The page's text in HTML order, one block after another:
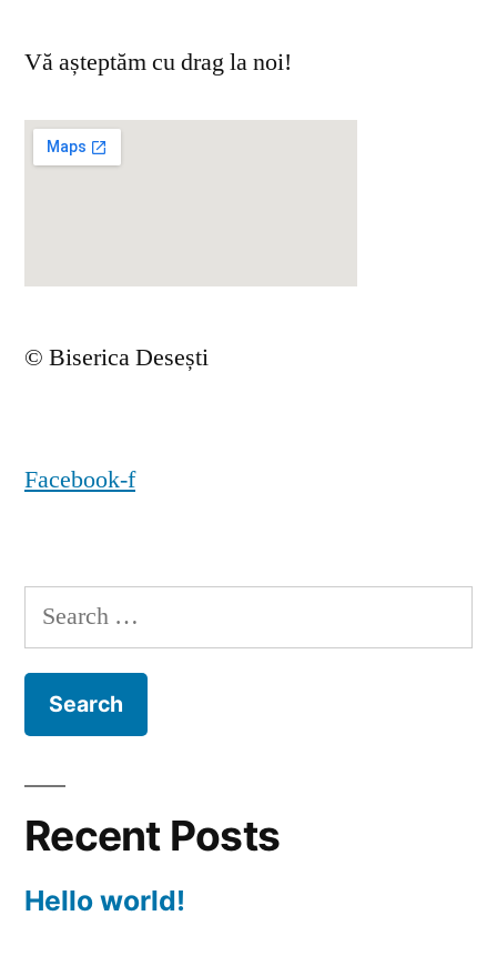
Vă așteptăm cu drag la noi!
© Biserica Desești
Facebook-f
Search
for:
Recent Posts
Hello world!